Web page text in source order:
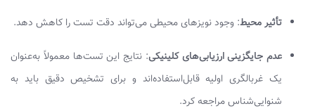
تأثیر محیط: وجود نویزهای محیطی می‌تواند دقت تست را کاهش دهد.
عدم جایگزینی ارزیابی‌های کلینیکی: نتایج این تست‌ها معمولاً به‌عنوان
یک غربالگری اولیه قابل‌استفاده‌اند و برای تشخیص دقیق باید به
شنوایی‌شناس مراجعه کرد.